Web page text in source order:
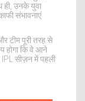
ही, उनके युवा
संभावनाएं
टीम पूरी तरह से
होगा कि वे आने
सीज़न में पहली